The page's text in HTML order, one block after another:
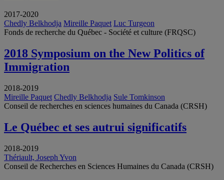
2017-2020
Chedly Belkhodja Mireille Paquet Luc Turgeon
Fonds de recherche du Québec - Société et culture (FRQSC)
2018 Symposium on the New Politics of
Immigration
2018-2019
Mireille Paquet Chedly Belkhodja Sule Tomkinson
Conseil de recherches en sciences humaines du Canada (CRSH)
Le Québec et ses autrui significatifs
2018-2019
Thériault, Joseph Yvon
Conseil de Recherches en Sciences Humaines du Canada (CRSH)